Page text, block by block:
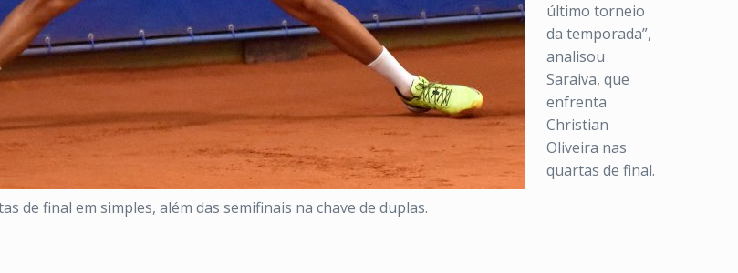
último torneio
da temporada”,
analisou
Saraiva, que
enfrenta
Christian
Oliveira nas
quartas de final.
de final em simples, além das semifinais na chave de duplas.